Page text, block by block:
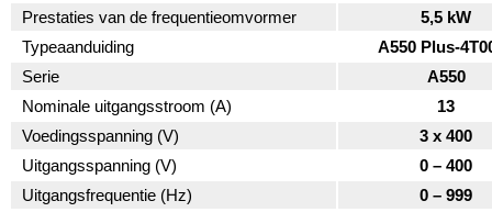
Prestaties van de frequentieomvormer
5,5 kW
Typeaanduiding
A550 Plus-
Serie
A550
Nominale uitgangsstroom (A)
13
Voedingsspanning (V)
3 x 400
Uitgangsspanning (V)
0 – 400
Uitgangsfrequentie (Hz)
0 – 999